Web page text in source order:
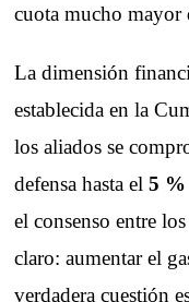
cuota mucho mayor
La dimensión
establecida en la
los aliados se
defensa hasta el5
el consenso entre
claro: aumentar el
verdadera cuestión